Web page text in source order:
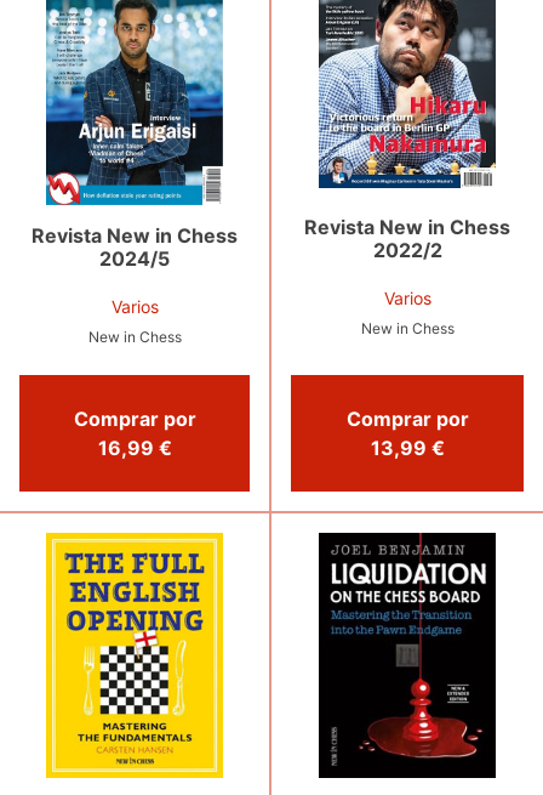
Revista New in Chess
2024/5
Varios
New in Chess
Comprar por
16,99 €
Revista New in Chess
2022/2
Varios
New in Chess
Comprar por
13,99 €